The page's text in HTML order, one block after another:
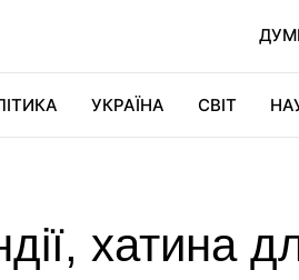
УКРАЇНА СВІТ
хатина